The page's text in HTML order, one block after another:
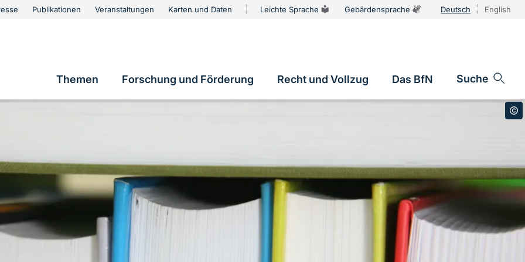
Publikationen Veranstaltungen Karten und Daten Leichte Sprache Gebärdensprache Deutsch English
Hauptnavigation
Themen Forschung und Förderung Recht und Vollzug Das BfN Suche